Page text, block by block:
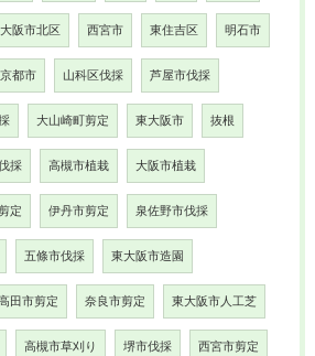
大阪市北区 西宮市 東住吉区 明石市
京都市 山科区伐採 芦屋市伐採
大山崎町剪定 東大阪市 抜根
採 高槻市植栽 大阪市植栽
定 伊丹市剪定 泉佐野市伐採
五條市伐採 東大阪市造園
田市剪定 奈良市剪定 東大阪市人工芝
高槻市草刈り 堺市伐採 西宮市剪定